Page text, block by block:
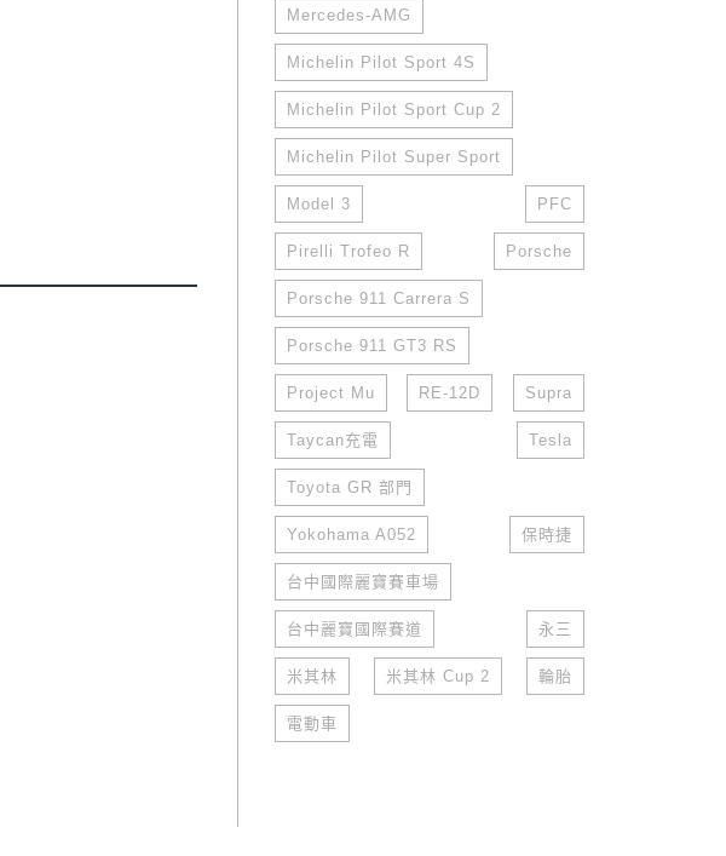
Mercedes-AMG
Michelin Pilot Sport 4S
Michelin Pilot Sport Cup 2
Michelin Pilot Super Sport
Model 3 PFC
Pirelli Trofeo R Porsche
Porsche 911 Carrera S
Porsche 911 GT3 RS
Project Mu RE-12D Supra
Taycan充電 Tesla
Toyota GR 部門
Yokohama A052 保時捷
台中國際麗寶賽車場
台中麗寶國際賽道 永三
米其林 米其林 Cup 2 輪胎
電動車